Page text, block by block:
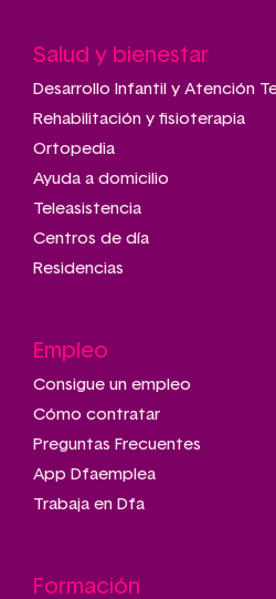
Salud y bienestar
Desarrollo Infantil y Atención
Rehabilitación y fisioterapia
Ortopedia
Ayuda a domicilio
Teleasistencia
Centros de día
Residencias
Empleo
Consigue un empleo
Cómo contratar
Preguntas Frecuentes
App Dfaemplea
Trabaja en Dfa
Formación